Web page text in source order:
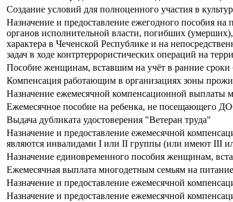
Создание условий для полноценного участия в
Назначение и предоставление ежегодного пособия
органов исполнительной власти, погибших
характера в Чеченской Республике и на
задач в ходе контртеррористических операций на
Пособие женщинам, вставшим на учёт в ранние сроки
Компенсация работающим в организациях зоны
Назначение ежемесячной компенсационной
Ежемесячное пособие на ребенка, не посещающего
Выдача дубликата удостоверения "Ветеран труда"
Назначение и предоставление ежемесячной
являются инвалидами I или II группы (или имеют III
Назначение единовременного пособия женщинам,
Ежемесячная выплата многодетным семьям на
Назначение и предоставление ежемесячной
Назначение и предоставление ежемесячной